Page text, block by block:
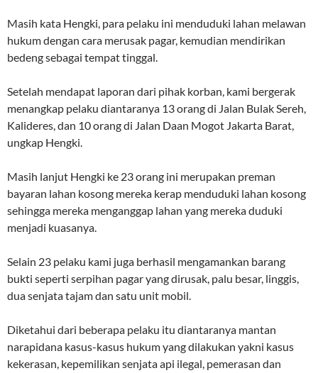
Masih kata Hengki, para pelaku ini menduduki lahan melawan
hukum dengan cara merusak pagar, kemudian mendirikan
bedeng sebagai tempat tinggal.
Setelah mendapat laporan dari pihak korban, kami bergerak
menangkap pelaku diantaranya 13 orang di Jalan Bulak Sereh,
Kalideres, dan 10 orang di Jalan Daan Mogot Jakarta Barat,
ungkap Hengki.
Masih lanjut Hengki ke 23 orang ini merupakan preman
bayaran lahan kosong mereka kerap menduduki lahan kosong
sehingga mereka menganggap lahan yang mereka duduki
menjadi kuasanya.
Selain 23 pelaku kami juga berhasil mengamankan barang
bukti seperti serpihan pagar yang dirusak, palu besar, linggis,
dua senjata tajam dan satu unit mobil.
Diketahui dari beberapa pelaku itu diantaranya mantan
narapidana kasus-kasus hukum yang dilakukan yakni kasus
kekerasan, kepemilikan senjata api ilegal, pemerasan dan